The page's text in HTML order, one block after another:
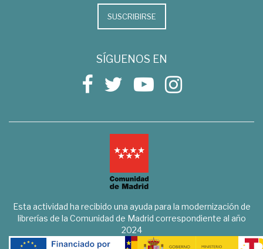
SUSCRIBIRSE
SÍGUENOS EN
Esta actividad ha recibido una ayuda para la modernización de
librerías de la Comunidad de Madrid correspondiente al año
2024